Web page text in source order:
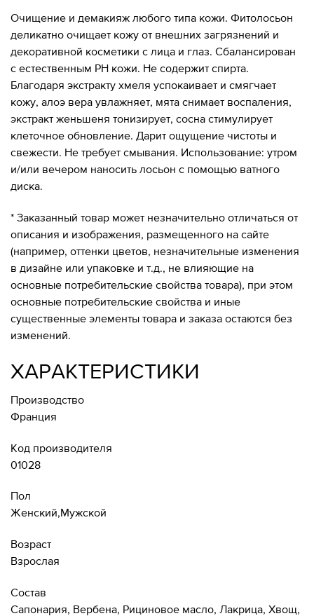
Очищение и демакияж любого типа кожи. Фитолосьон
деликатно очищает кожу от внешних загрязнений и
декоративной косметики с лица и глаз. Сбалансирован
с естественным PH кожи. Не содержит спирта.
Благодаря экстракту хмеля успокаивает и смягчает
кожу, алоэ вера увлажняет, мята снимает воспаления,
экстракт женьшеня тонизирует, сосна стимулирует
клеточное обновление. Дарит ощущение чистоты и
свежести. Не требует смывания. Использование: утром
и/или вечером наносить лосьон с помощью ватного
диска.
* Заказанный товар может незначительно отличаться от
описания и изображения, размещенного на сайте
(например, оттенки цветов, незначительные изменения
в дизайне или упаковке и т.д., не влияющие на
основные потребительские свойства товара), при этом
основные потребительские свойства и иные
существенные элементы товара и заказа остаются без
изменений.
ХАРАКТЕРИСТИКИ
Производство
Франция
Код производителя
01028
Пол
Женский,Мужской
Возраст
Взрослая
Состав
Сапонария, Вербена, Рициновое масло, Лакрица, Хвощ,